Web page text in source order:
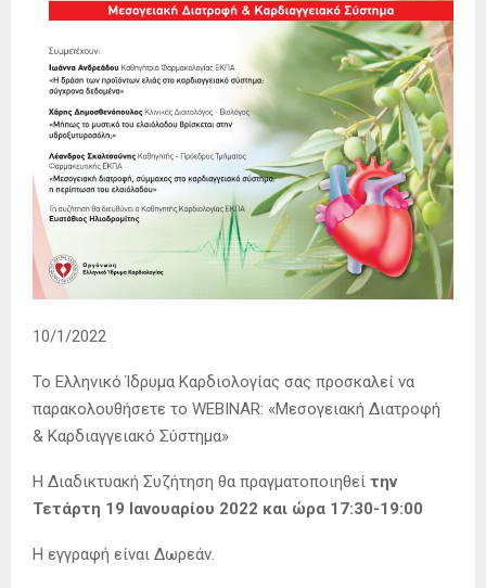
10/1/2022
Το Ελληνικό Ίδρυμα Καρδιολογίας σας προσκαλεί να
παρακολουθήσετε το WEBINAR: «Μεσογειακή Διατροφή
& Καρδιαγγειακό Σύστημα»
Η Διαδικτυακή Συζήτηση θα πραγματοποιηθεί την
Τετάρτη 19 Ιανουαρίου 2022 και ώρα 17:30-19:00
Η εγγραφή είναι Δωρεάν.